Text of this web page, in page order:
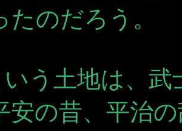
のだろう。
う土地は、武
安の昔、平治